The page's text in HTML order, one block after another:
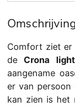
Comfort ziet er
de Crona
aangename
er van persoon
kan zien is het